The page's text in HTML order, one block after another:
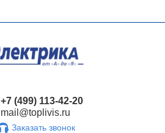
+7 (499) 113-42-20
mail@toplivis.ru
Заказать звонок